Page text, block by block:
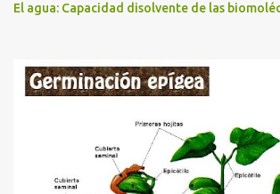
El agua: Capacidad disolvente de las